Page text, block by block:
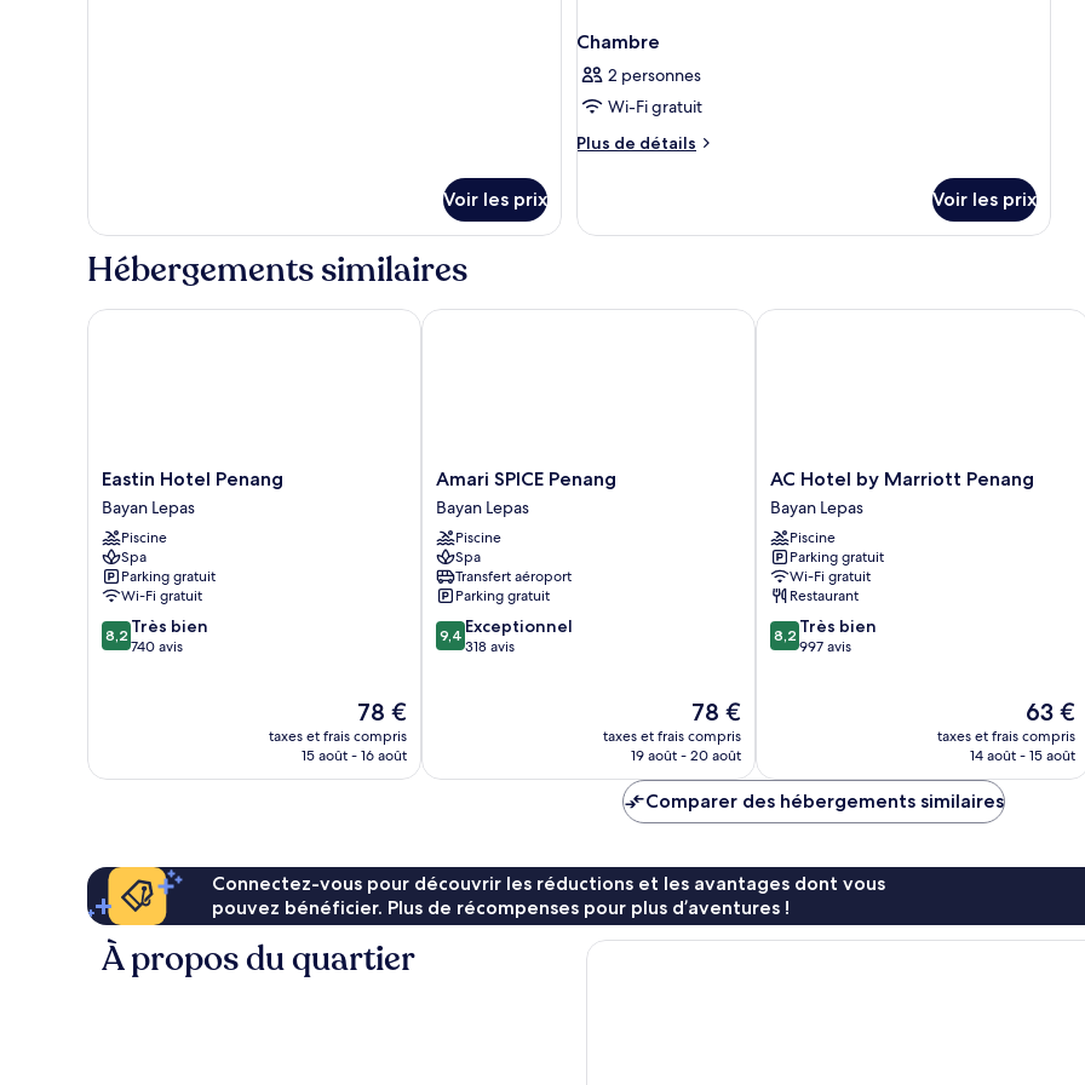
Voir les prix
Chambre
2 personnes
Wi-Fi gratuit
Plus de détails
Plus
le
Chambre
Voir les prix
Hébergements similaires
Eastin
Hotel
Penang
Bayan
Lepas
Eastin Hotel Penang
Bayan Lepas
Piscine
Spa
Parking gratuit
Wi-Fi gratuit
8.2
sur
8,2 Très bien
740 avis
Le
nouveau
prix
78 €
taxes et frais compris
15 août - 16 août
Eastin Hotel Penang
Amari
SPICE
Penang
Bayan
Lepas
Amari SPICE Penang
Bayan Lepas
Piscine
Spa
Transfert aéroport
Parking gratuit
9.4
sur
9,4 Exceptionnel
318 avis
Le
nouveau
prix
de
78 €
78 €
taxes et frais compris
19 août - 20 août
Amari SPICE Penang
AC
Hotel
by
Marriott
Penang
Bayan
Lepas
AC Hotel by Marriott Penang
Bayan Lepas
Piscine
Parking gratuit
Wi-Fi gratuit
Restaurant
8.2
sur
8,2 Très bien
997 avis
Le
nouveau
prix
63 €
taxes et frais compris
14 août - 15 août
AC Hotel by Marriott Penang
Comparer des hébergements similaires
Connectez-vous pour découvrir les réductions et les avantages dont vous
pouvez bénéficier. Plus de récompenses pour plus d’aventures !
À propos du quartier